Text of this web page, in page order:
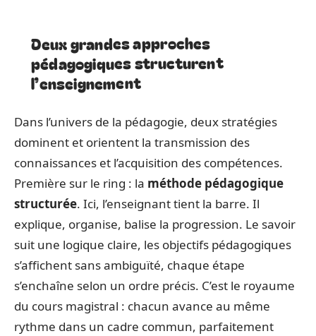
Deux grandes approches
pédagogiques structurent
l’enseignement
Dans l’univers de la pédagogie, deux stratégies
dominent et orientent la transmission des
connaissances et l’acquisition des compétences.
Première sur le ring : la méthode pédagogique
structurée. Ici, l’enseignant tient la barre. Il
explique, organise, balise la progression. Le savoir
suit une logique claire, les objectifs pédagogiques
s’affichent sans ambiguïté, chaque étape
s’enchaîne selon un ordre précis. C’est le royaume
du cours magistral : chacun avance au même
rythme dans un cadre commun, parfaitement